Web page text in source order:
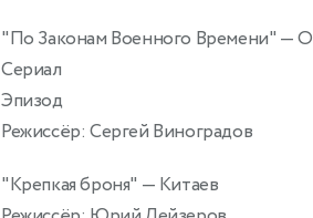
"По Законам Военного Времени" —
Сериал
Эпизод
Режиссёр: Сергей Виноградов
"Крепкая броня" — Китаев